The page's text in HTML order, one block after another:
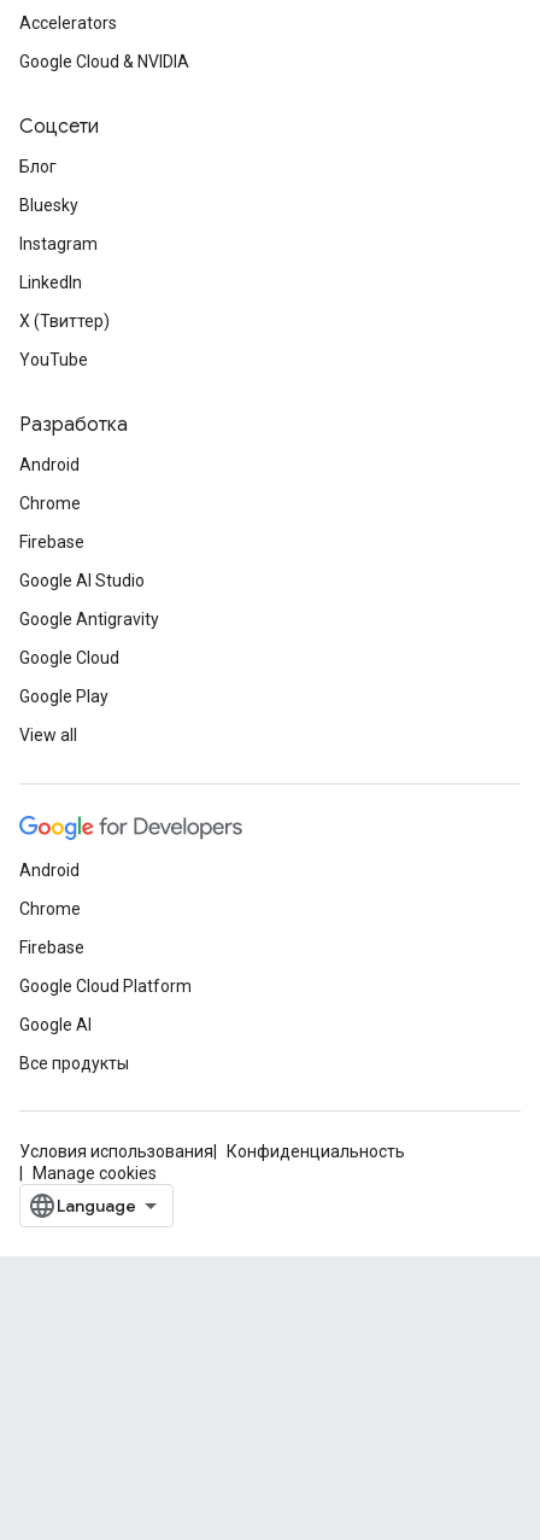
Accelerators
Google Cloud & NVIDIA
Соцсети
Блог
Bluesky
Instagram
LinkedIn
X (Твиттер)
YouTube
Разработка
Android
Chrome
Firebase
Google AI Studio
Google Antigravity
Google Cloud
Google Play
View all
Android
Chrome
Firebase
Google Cloud Platform
Google AI
Все продукты
Условия использования
Конфиденциальность
Manage cookies